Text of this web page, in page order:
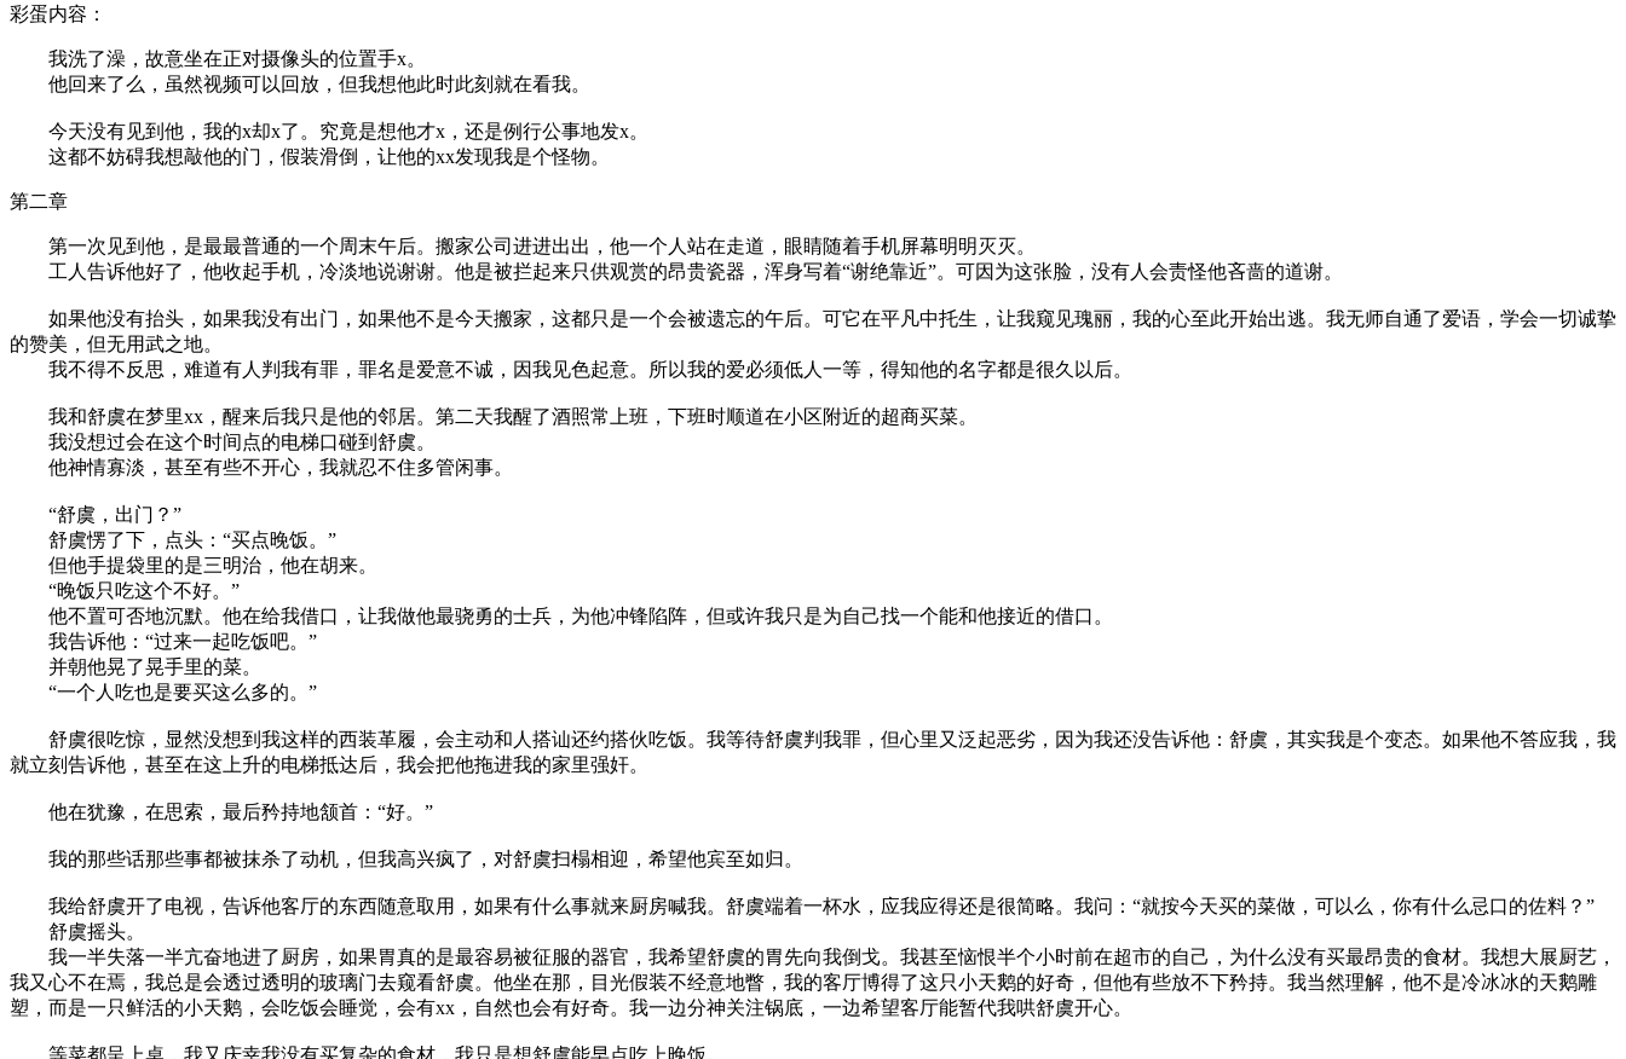
彩蛋内容：
我洗了澡，故意坐在正对摄像头的位置手x。
他回来了么，虽然视频可以回放，但我想他此时此刻就在看我。
今天没有见到他，我的x却x了。究竟是想他才x，还是例行公事地发x。
这都不妨碍我想敲他的门，假装滑倒，让他的xx发现我是个怪物。
第二章
第一次见到他，是最最普通的一个周末午后。搬家公司进进出出，他一个人站在走道，眼睛随着手机屏幕明明灭灭。
工人告诉他好了，他收起手机，冷淡地说谢谢。他是被拦起来只供观赏的昂贵瓷器，浑身写着“谢绝靠近”。可因为这张脸，没有人会责怪他吝啬的道谢。
如果他没有抬头，如果我没有出门，如果他不是今天搬家，这都只是一个会被遗忘的午后。可它在平凡中托生，让我窥见瑰丽，我的心至此开始出逃。我无师自通了爱语，学会一切诚挚
的赞美，但无用武之地。
我不得不反思，难道有人判我有罪，罪名是爱意不诚，因我见色起意。所以我的爱必须低人一等，得知他的名字都是很久以后。
我和舒虞在梦里xx，醒来后我只是他的邻居。第二天我醒了酒照常上班，下班时顺道在小区附近的超商买菜。
我没想过会在这个时间点的电梯口碰到舒虞。
他神情寡淡，甚至有些不开心，我就忍不住多管闲事。
“舒虞，出门？”
舒虞愣了下，点头：“买点晚饭。”
但他手提袋里的是三明治，他在胡来。
“晚饭只吃这个不好。”
他不置可否地沉默。他在给我借口，让我做他最骁勇的士兵，为他冲锋陷阵，但或许我只是为自己找一个能和他接近的借口。
我告诉他：“过来一起吃饭吧。”
并朝他晃了晃手里的菜。
“一个人吃也是要买这么多的。”
舒虞很吃惊，显然没想到我这样的西装革履，会主动和人搭讪还约搭伙吃饭。我等待舒虞判我罪，但心里又泛起恶劣，因为我还没告诉他：舒虞，其实我是个变态。如果他不答应我，我
就立刻告诉他，甚至在这上升的电梯抵达后，我会把他拖进我的家里强奸。
他在犹豫，在思索，最后矜持地颔首：“好。”
我的那些话那些事都被抹杀了动机，但我高兴疯了，对舒虞扫榻相迎，希望他宾至如归。
我给舒虞开了电视，告诉他客厅的东西随意取用，如果有什么事就来厨房喊我。舒虞端着一杯水，应我应得还是很简略。我问：“就按今天买的菜做，可以么，你有什么忌口的佐料？”
舒虞摇头。
我一半失落一半亢奋地进了厨房，如果胃真的是最容易被征服的器官，我希望舒虞的胃先向我倒戈。我甚至恼恨半个小时前在超市的自己，为什么没有买最昂贵的食材。我想大展厨艺，
我又心不在焉，我总是会透过透明的玻璃门去窥看舒虞。他坐在那，目光假装不经意地瞥，我的客厅博得了这只小天鹅的好奇，但他有些放不下矜持。我当然理解，他不是冷冰冰的天鹅雕
塑，而是一只鲜活的小天鹅，会吃饭会睡觉，会有xx，自然也会有好奇。我一边分神关注锅底，一边希望客厅能暂代我哄舒虞开心。
等菜都呈上桌，我又庆幸我没有买复杂的食材，我只是想舒虞能早点吃上晚饭。